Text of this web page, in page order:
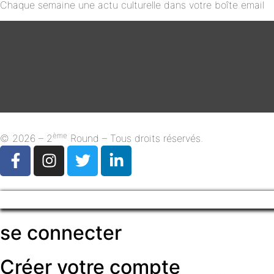
Chaque semaine une actu culturelle dans votre boîte email
© 2026 – 2ème Round – Tous droits réservés.
se connecter
Créer votre compte